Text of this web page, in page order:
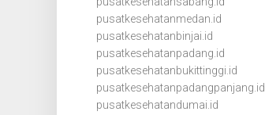
pusatkesehatanmedan.id
pusatkesehatanbinjai.id
pusatkesehatanpadang.id
pusatkesehatanbukittinggi.id
pusatkesehatanpadangpanjang.id
pusatkesehatandumai.id